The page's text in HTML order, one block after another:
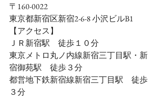
〒160-0022
東京都新宿区新宿2-6-8 小沢ビルB1
【アクセス】
ＪＲ新宿駅　徒歩１０分
東京メトロ丸ノ内線新宿三丁目駅・新
宿御苑駅　徒歩３分
都営地下鉄新宿線新宿三丁目駅　徒歩
３分